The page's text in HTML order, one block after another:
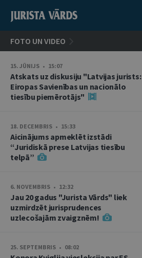
FOTO UN VIDEO
15. JŪNIJS • 15:07
Atskats uz diskusiju "Latvijas jurists:
Eiropas Savienības un nacionālo
tiesību piemērotājs"
18. DECEMBRIS • 15:33
Aicinājums apmeklēt izstādi
“Juridiskā prese Latvijas tiesību
telpā”
6. NOVEMBRIS • 12:32
Jau 20 gadus "Jurista Vārds" liek
uzmirdzēt jurisprudences
uzlecošajām zvaigznēm!
25. SEPTEMBRIS • 08:02